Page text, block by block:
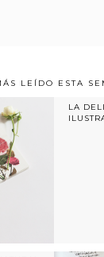
LEÍDO ESTA
LA